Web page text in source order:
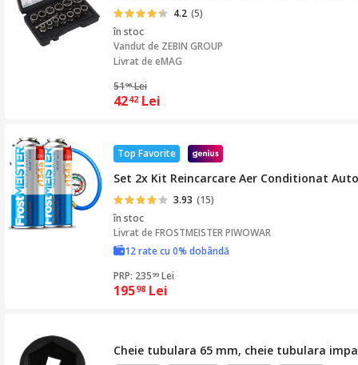
4.2 (5)
în stoc
Vandut de ZEBIN GROUP
Livrat de eMAG
5196 Lei
4242 Lei
Top Favorite
Set 2x Kit Reincarcare Aer Conditionat
3.93 (15)
în stoc
Livrat deFROSTMEISTER PIWOWAR
12 rate cu 0% dobândă
PRP: 235 99 Lei
19598 Lei
Cheie tubulara 65 mm, cheie tubulara